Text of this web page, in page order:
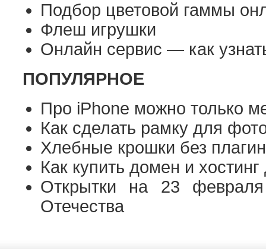
Подбор цветовой гаммы
Флеш игрушки
Онлайн сервис — как
ПОПУЛЯРНОЕ
Про iPhone можно только
Как сделать рамку для
Хлебные крошки без
Как купить домен и
Открытки на 23
Отечества